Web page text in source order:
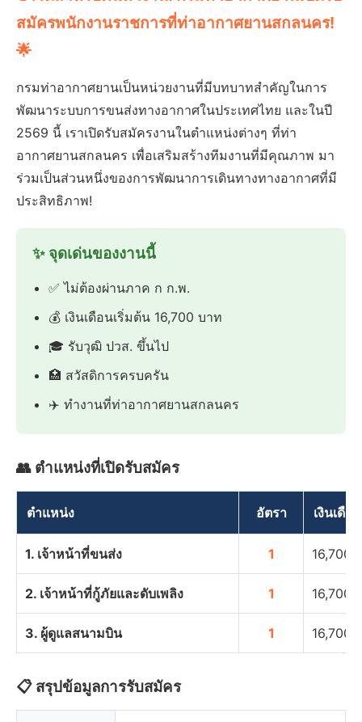
สมัครพนักงานราชการที่ท่าอากาศยานสกลนคร!
🌟
กรมท่าอากาศยานเป็นหน่วยงานที่มีบทบาทสำคัญในการ
พัฒนาระบบการขนส่งทางอากาศในประเทศไทย และในปี
2569 นี้ เราเปิดรับสมัครงานในตำแหน่งต่างๆ ที่ท่า
อากาศยานสกลนคร เพื่อเสริมสร้างทีมงานที่มีคุณภาพ มา
ร่วมเป็นส่วนหนึ่งของการพัฒนาการเดินทางทางอากาศที่มี
ประสิทธิภาพ!
✨ จุดเด่นของงานนี้
✅ ไม่ต้องผ่านภาค ก ก.พ.
💰 เงินเดือนเริ่มต้น 16,700 บาท
🎓 รับวุฒิ ปวส. ขึ้นไป
🏥 สวัสดิการครบครัน
✈️ ทำงานที่ท่าอากาศยานสกลนคร
👥 ตำแหน่งที่เปิดรับสมัคร
ตำแหน่ง อัตรา เงินเดือน
1. เจ้าหน้าที่ขนส่ง 1 16,700
2. เจ้าหน้าที่กู้ภัยและดับเพลิง 1 16,700
3. ผู้ดูแลสนามบิน 1 16,700
📋 สรุปข้อมูลการรับสมัคร